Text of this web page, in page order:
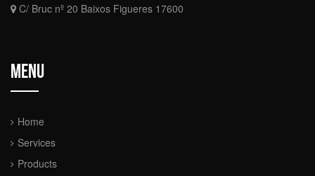
C/ Bruc nº 20 Baixos Figueres 17600
Menu
Home
Services
Products